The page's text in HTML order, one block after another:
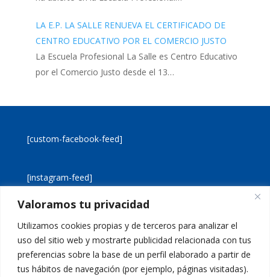
Valoramos tu privacidad
Utilizamos cookies propias y de terceros para analizar el
uso del sitio web y mostrarte publicidad relacionada con tus
preferencias sobre la base de un perfil elaborado a partir de
tus hábitos de navegación (por ejemplo, páginas visitadas).
LA E.P. LA SALLE RENUEVA EL CERTIFICADO DE
CENTRO EDUCATIVO POR EL COMERCIO JUSTO
La Escuela Profesional La Salle es Centro Educativo
por el Comercio Justo desde el 13…
[custom-facebook-feed]
[instagram-feed]